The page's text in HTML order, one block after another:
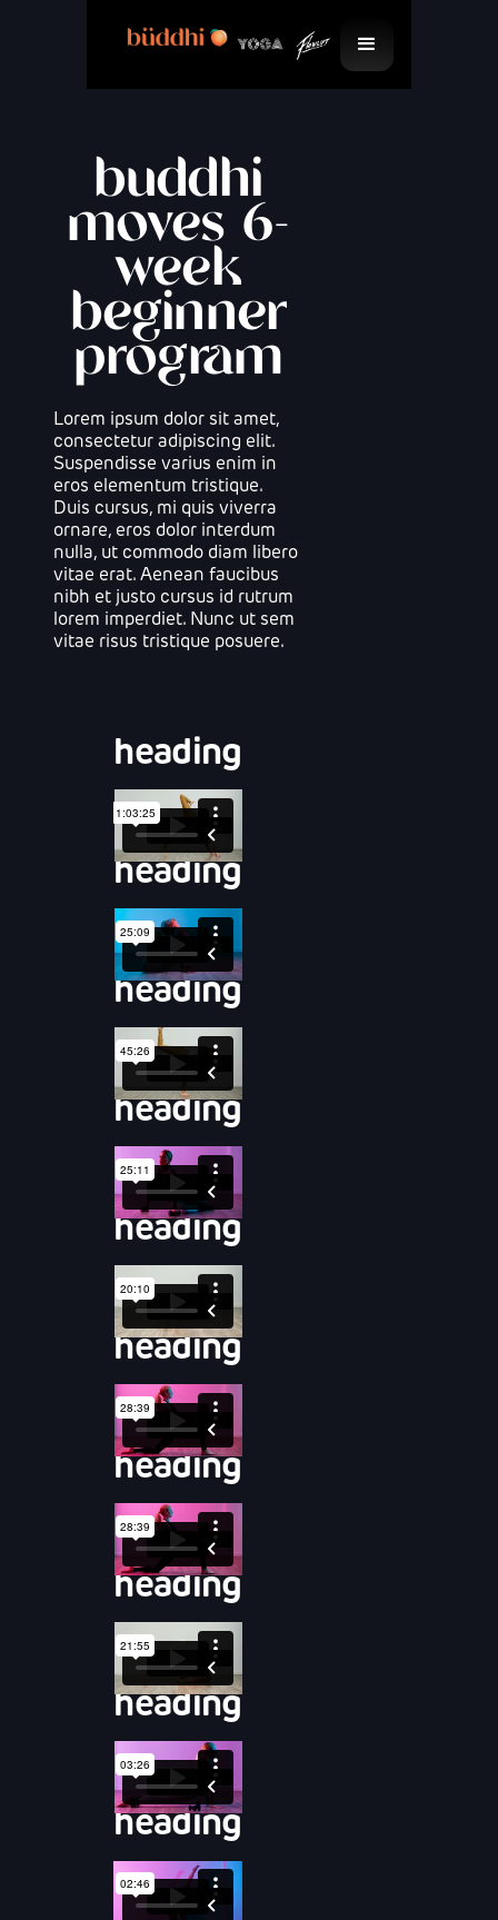
buddhi
moves 6-
week
beginner
program
Lorem ipsum dolor sit amet,
consectetur adipiscing elit.
Suspendisse varius enim in
eros elementum tristique.
Duis cursus, mi quis viverra
ornare, eros dolor interdum
nulla, ut commodo diam libero
vitae erat. Aenean faucibus
nibh et justo cursus id rutrum
lorem imperdiet. Nunc ut sem
vitae risus tristique posuere.
heading
heading
heading
heading
heading
heading
heading
heading
heading
heading